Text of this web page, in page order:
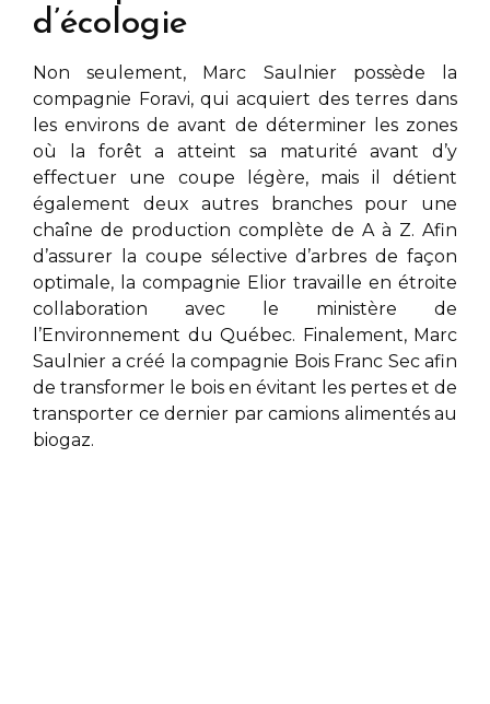
d’écologie
Non seulement, Marc Saulnierpossède la
compagnie Foravi, qui acquiert des terres dans
les environs deavant de déterminer les zones
où la forêt a atteint sa maturité avant d’y
effectuer une coupe légère, mais il détient
également deux autres branches pour une
chaîne de production complète de A à Z. Afin
d’assurer la coupe sélective d’arbres de façon
optimale, la compagnie Elior travaille en étroite
collaboration avec le ministère de
l’Environnement du Québec. Finalement, Marc
Saulnier a créé la compagnie Bois Franc Sec afin
de transformer le bois en évitant les pertes et de
transporter ce dernier par camions alimentés au
biogaz.